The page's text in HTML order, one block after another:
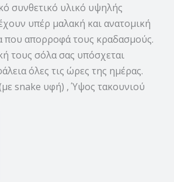
συνθετικό υλικό υψηλής
υπέρ μαλακή και ανατομική
που απορροφά τους κραδασμούς.
τους σόλα σας υπόσχεται
όλες τις ώρες της ημέρας.
snake υφή) , Ύψος τακουνιού